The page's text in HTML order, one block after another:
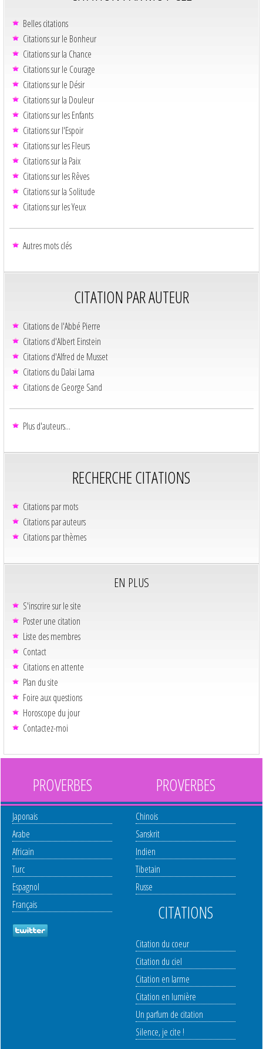
Belles citations
Citations sur le Bonheur
Citations sur la Chance
Citations sur le Courage
Citations sur le Désir
Citations sur la Douleur
Citations sur les Enfants
Citations sur l'Espoir
Citations sur les Fleurs
Citations sur la Paix
Citations sur les Rêves
Citations sur la Solitude
Citations sur les Yeux
Autres mots clés
CITATION PAR AUTEUR
Citations de l'Abbé Pierre
Citations d'Albert Einstein
Citations d'Alfred de Musset
Citations du Dalaï Lama
Citations de George Sand
Plus d'auteurs...
RECHERCHE CITATIONS
Citations par mots
Citations par auteurs
Citations par thèmes
EN PLUS
S'inscrire sur le site
Poster une citation
Liste des membres
Contact
Citations en attente
Plan du site
Foire aux questions
Horoscope du jour
Contactez-moi
PROVERBES
Japonais
Arabe
Africain
Turc
Espagnol
Français
PROVERBES
Chinois
Sanskrit
Indien
Tibetain
Russe
CITATIONS
Citation du coeur
Citation du ciel
Citation en larme
Citation en lumière
Un parfum de citation
Silence, je cite !